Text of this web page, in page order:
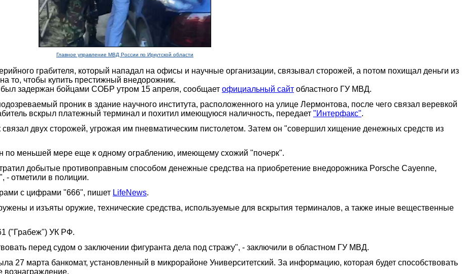
Главное управление МВД России по Иркутской области
грабителя, который нападал на офисы и научные организации, связывал сторожей, а потом похищал деньги из
то, чтобы купить престижный внедорожник.
был задержан бойцами СОБР утром 15 апреля, сообщает официальный сайт областного ГУ МВД.
проник в здание научного института, расположенного на улице Лермонтова, после чего связал веревкой
вскрыл платежный терминал и похитил имеющуюся наличность, передает "Интерфакс".
двух сторожей, угрожая им пневматическим пистолетом. Затем он "совершил хищение денежных средств из
по меньшей мере еще к одному ограблению, имеющему схожий "почерк".
добытые противоправным способом денежные средства на приобретение внедорожника Porsche Cayenne,
- отметили в полиции.
с цифрами "666", пишет LifeNews.
и изъяты оружие, технические средства, используемые для вскрытия терминалов, а также иные вещественные
("Грабеж") УК РФ.
перед судом о заключении фигуранта дела под стражу", - заключили в областном ГУ МВД.
27 марта банкомат, установленный в микрорайоне Университетский. За информацию, которая будет способствовать
вознаграждение.